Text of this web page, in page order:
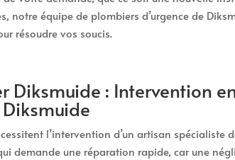
notre équipe de plombiers d’urgence de
résoudre vos soucis.
Diksmuide : Intervention
l’intervention d’un artisan spécialiste
demande une réparation rapide, car une